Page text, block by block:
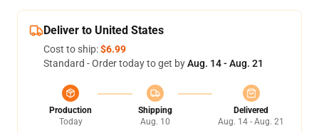
Deliver to United States
Cost to ship:$6.99
Standard - Order today to get byAug. 14 - Aug. 21
Production
Today
Shipping
Aug. 10
Delivered
Aug. 14 - Aug. 21